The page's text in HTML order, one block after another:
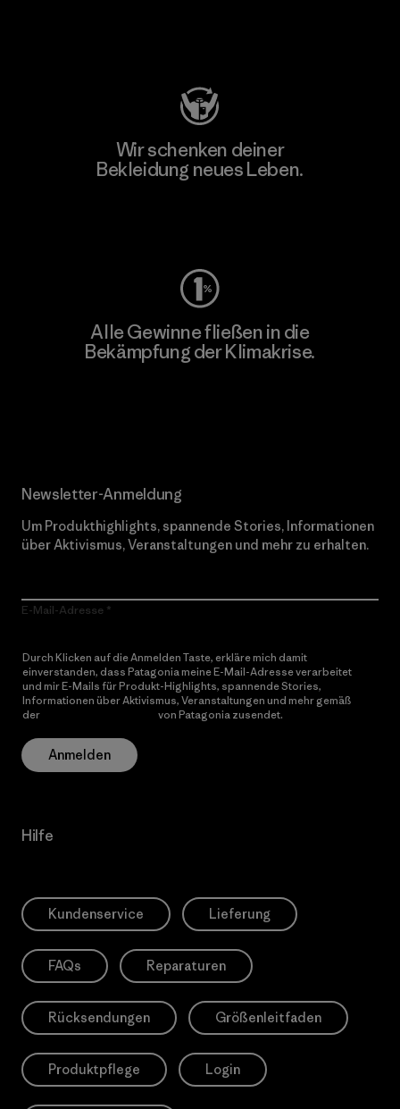
Wir schenken deiner
Bekleidung neues Leben.
Alle Gewinne fließen in die
Bekämpfung der Klimakrise.
Newsletter-Anmeldung
Um Produkthighlights, spannende Stories, Informationen
über Aktivismus, Veranstaltungen und mehr zu erhalten.
E-Mail-Adresse
Durch Klicken auf die Anmelden Taste, erkläre mich damit
einverstanden, dass Patagonia meine E-Mail-Adresse verarbeitet
und mir E-Mails für Produkt-Highlights, spannende Stories,
Informationen über Aktivismus, Veranstaltungen und mehr gemäß
der
von Patagonia zusendet.
Anmelden
Hilfe
Kundenservice Lieferung
FAQs Reparaturen
Rücksendungen Größenleitfaden
Produktpflege Login